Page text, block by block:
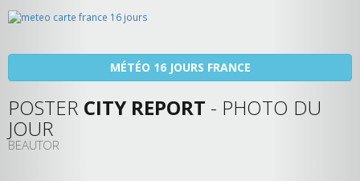
MÉTÉO 16 JOURS FRANCE
POSTER CITY REPORT - PHOTO DU
JOUR
BEAUTOR